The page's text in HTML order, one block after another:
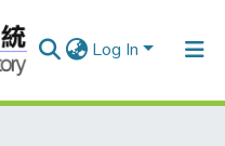
Log In